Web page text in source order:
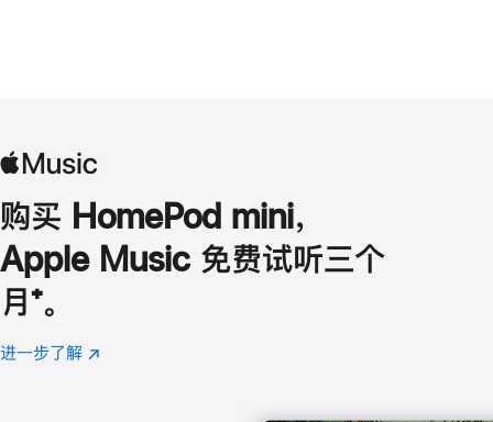
购买 HomePod mini，
Apple Music 免费试听三个
月 脚
注
⁺。
进一步了解 Apple
(在